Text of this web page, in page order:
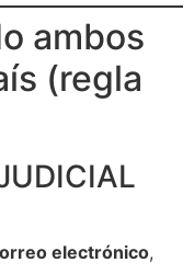
ambos
(regla
electrónico,